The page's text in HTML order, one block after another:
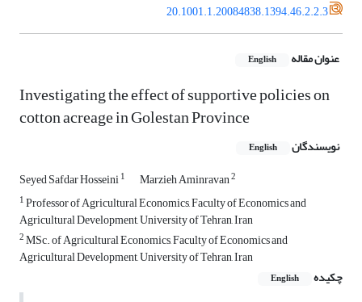
20.1001.1.20084838.1394.46.2.2.3
عنوان مقاله English
Investigating the effect of supportive policies on
cotton acreage in Golestan Province
نویسندگان English
Seyed Safdar Hosseini1 Marzieh Aminravan2
1Professor of Agricultural Economics, Faculty of Economics and
Agricultural Development, University of Tehran, Iran
2MSc. of Agricultural Economics, Faculty of Economics and
Agricultural Development, University of Tehran, Iran
چکیده
English